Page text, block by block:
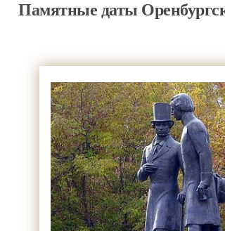
ПАМЯТНЫЕ
Памятные даты